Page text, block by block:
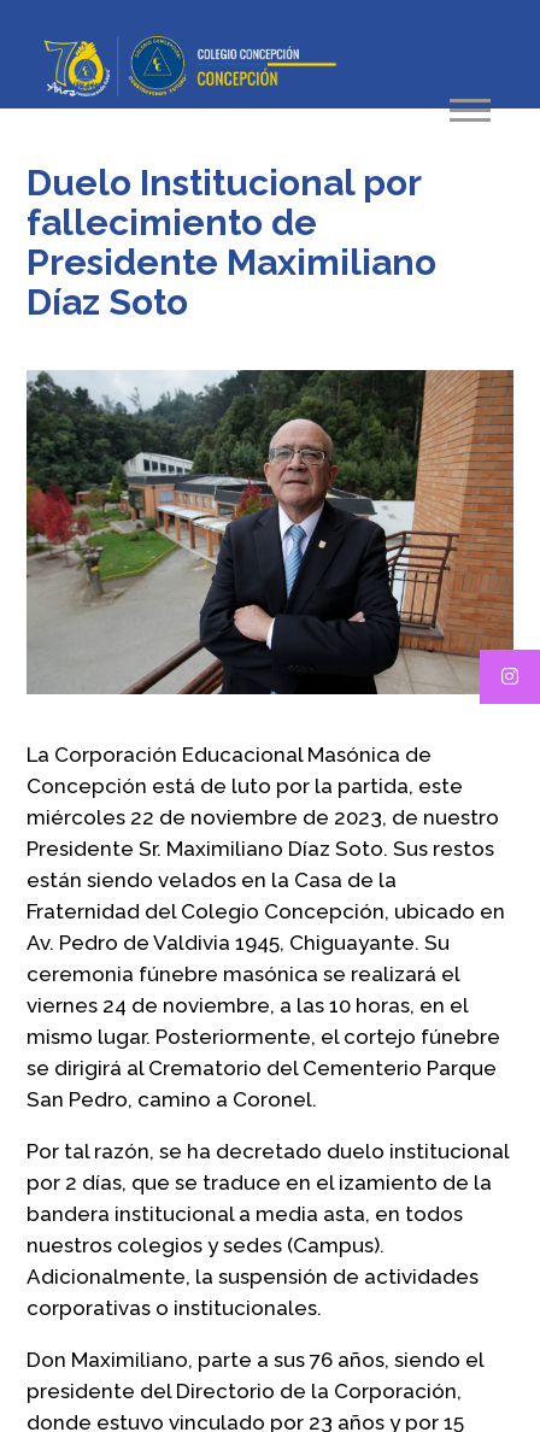
Duelo Institucional por
fallecimiento de
Presidente Maximiliano
Díaz Soto
La Corporación Educacional Masónica de
Concepción está de luto por la partida, este
miércoles 22 de noviembre de 2023, de nuestro
Presidente Sr. Maximiliano Díaz Soto. Sus restos
están siendo velados en la Casa de la
Fraternidad del Colegio Concepción, ubicado en
Av. Pedro de Valdivia 1945, Chiguayante. Su
ceremonia fúnebre masónica se realizará el
viernes 24 de noviembre, a las 10 horas, en el
mismo lugar. Posteriormente, el cortejo fúnebre
se dirigirá al Crematorio del Cementerio Parque
San Pedro, camino a Coronel.
Por tal razón, se ha decretado duelo institucional
por 2 días, que se traduce en el izamiento de la
bandera institucional a media asta, en todos
nuestros colegios y sedes (Campus).
Adicionalmente, la suspensión de actividades
corporativas o institucionales.
Don Maximiliano, parte a sus 76 años, siendo el
presidente del Directorio de la Corporación,
donde estuvo vinculado por 23 años y por 15